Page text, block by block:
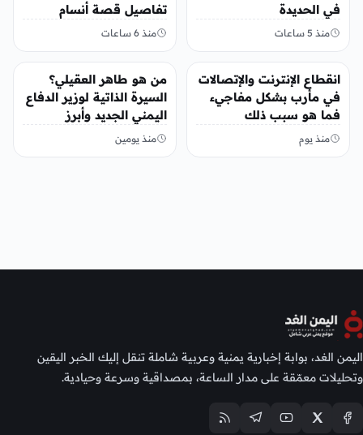
في الحديدة
منذ 5 ساعات
تفاصيل قصة أنسام
العريقي
منذ 6 ساعات
أخبار محلية
انقطاع الإنترنت والإتصالات
في مأرب بشكل مفاجيء
فما هو سبب ذلك
منذ يوم
أخبار محلية
من هو طاهر العقيلي؟
السيرة الذاتية لوزير الدفاع
اليمني الجديد وأبرز
مناصبه
منذ يومين
اليمن الغد، بوابة إخبارية يمنية وعربية شاملة تنقل إليك الخبر اليقين
وتحليلات معمّقة على مدار الساعة، بمصداقية وسرعة وحيادية.